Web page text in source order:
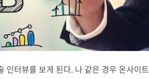
인터뷰를 보게 된다. 나 같은 경우 온사이트